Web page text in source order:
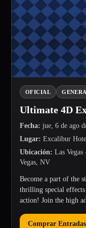
OFICIAL
Ultimate 4D
Fecha: jue, 6 de ago
Lugar: Excalibur
Ubicación: Las Vegas
Vegas, NV
Become a part of the
thrilling special
action! Join the high
Comprar Entradas